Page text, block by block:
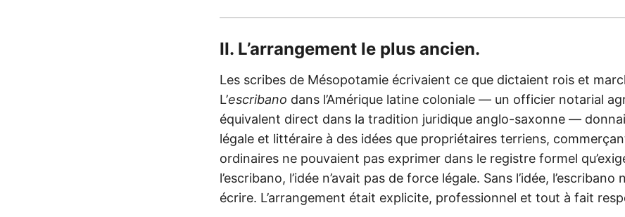
II. L’arrangement le plus ancien.
Les scribes de Mésopotamie écrivaient ce que dictaient rois et
L’escribano dans l’Amérique latine coloniale — un officier notarial
équivalent direct dans la tradition juridique anglo-saxonne —
légale et littéraire à des idées que propriétaires terriens,
ordinaires ne pouvaient pas exprimer dans le registre formel
l’escribano, l’idée n’avait pas de force légale. Sans l’idée, l’escribano
écrire. L’arrangement était explicite, professionnel et tout à fait